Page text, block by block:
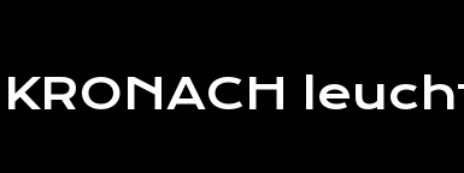
KRONACH